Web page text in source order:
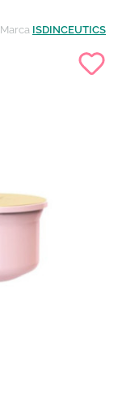
Marca ISDINCEUTICS